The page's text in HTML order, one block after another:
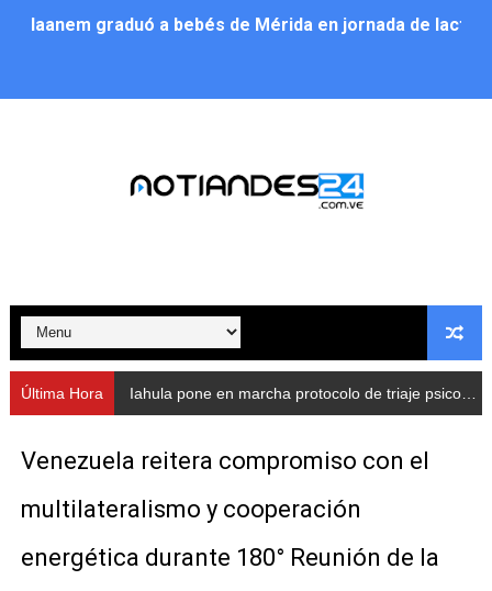
Iaanem graduó a bebés de Mérida en jornada de
Alcalde Nelson Álvarez llevó jornada recreativa a la
Nevado Gas optimiza servicio residencial en la
Balance semestral impulsa inclusión y atención a
Plan Vacacional Comunitario “Ríe 2026” recorre las
Alcaldía del Municipio Libertador realizó una jornada
Fundacite Mérida dicta taller gratuito de electrónica
INN-Mérida celebró el Lacto grado para promover el
Última Hora Iahula pone en marcha protocolo de triaje psicosocial para atender a rescatistas
Venezuela reitera compromiso con el
multilateralismo y cooperación
energética durante 180° Reunión de la